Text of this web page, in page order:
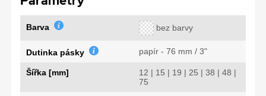
Barva bez barvy
Dutinka pásky papír - 76 mm / 3"
Šířka [mm]
12 | 15 | 19 | 25 | 38 | 48 |
75